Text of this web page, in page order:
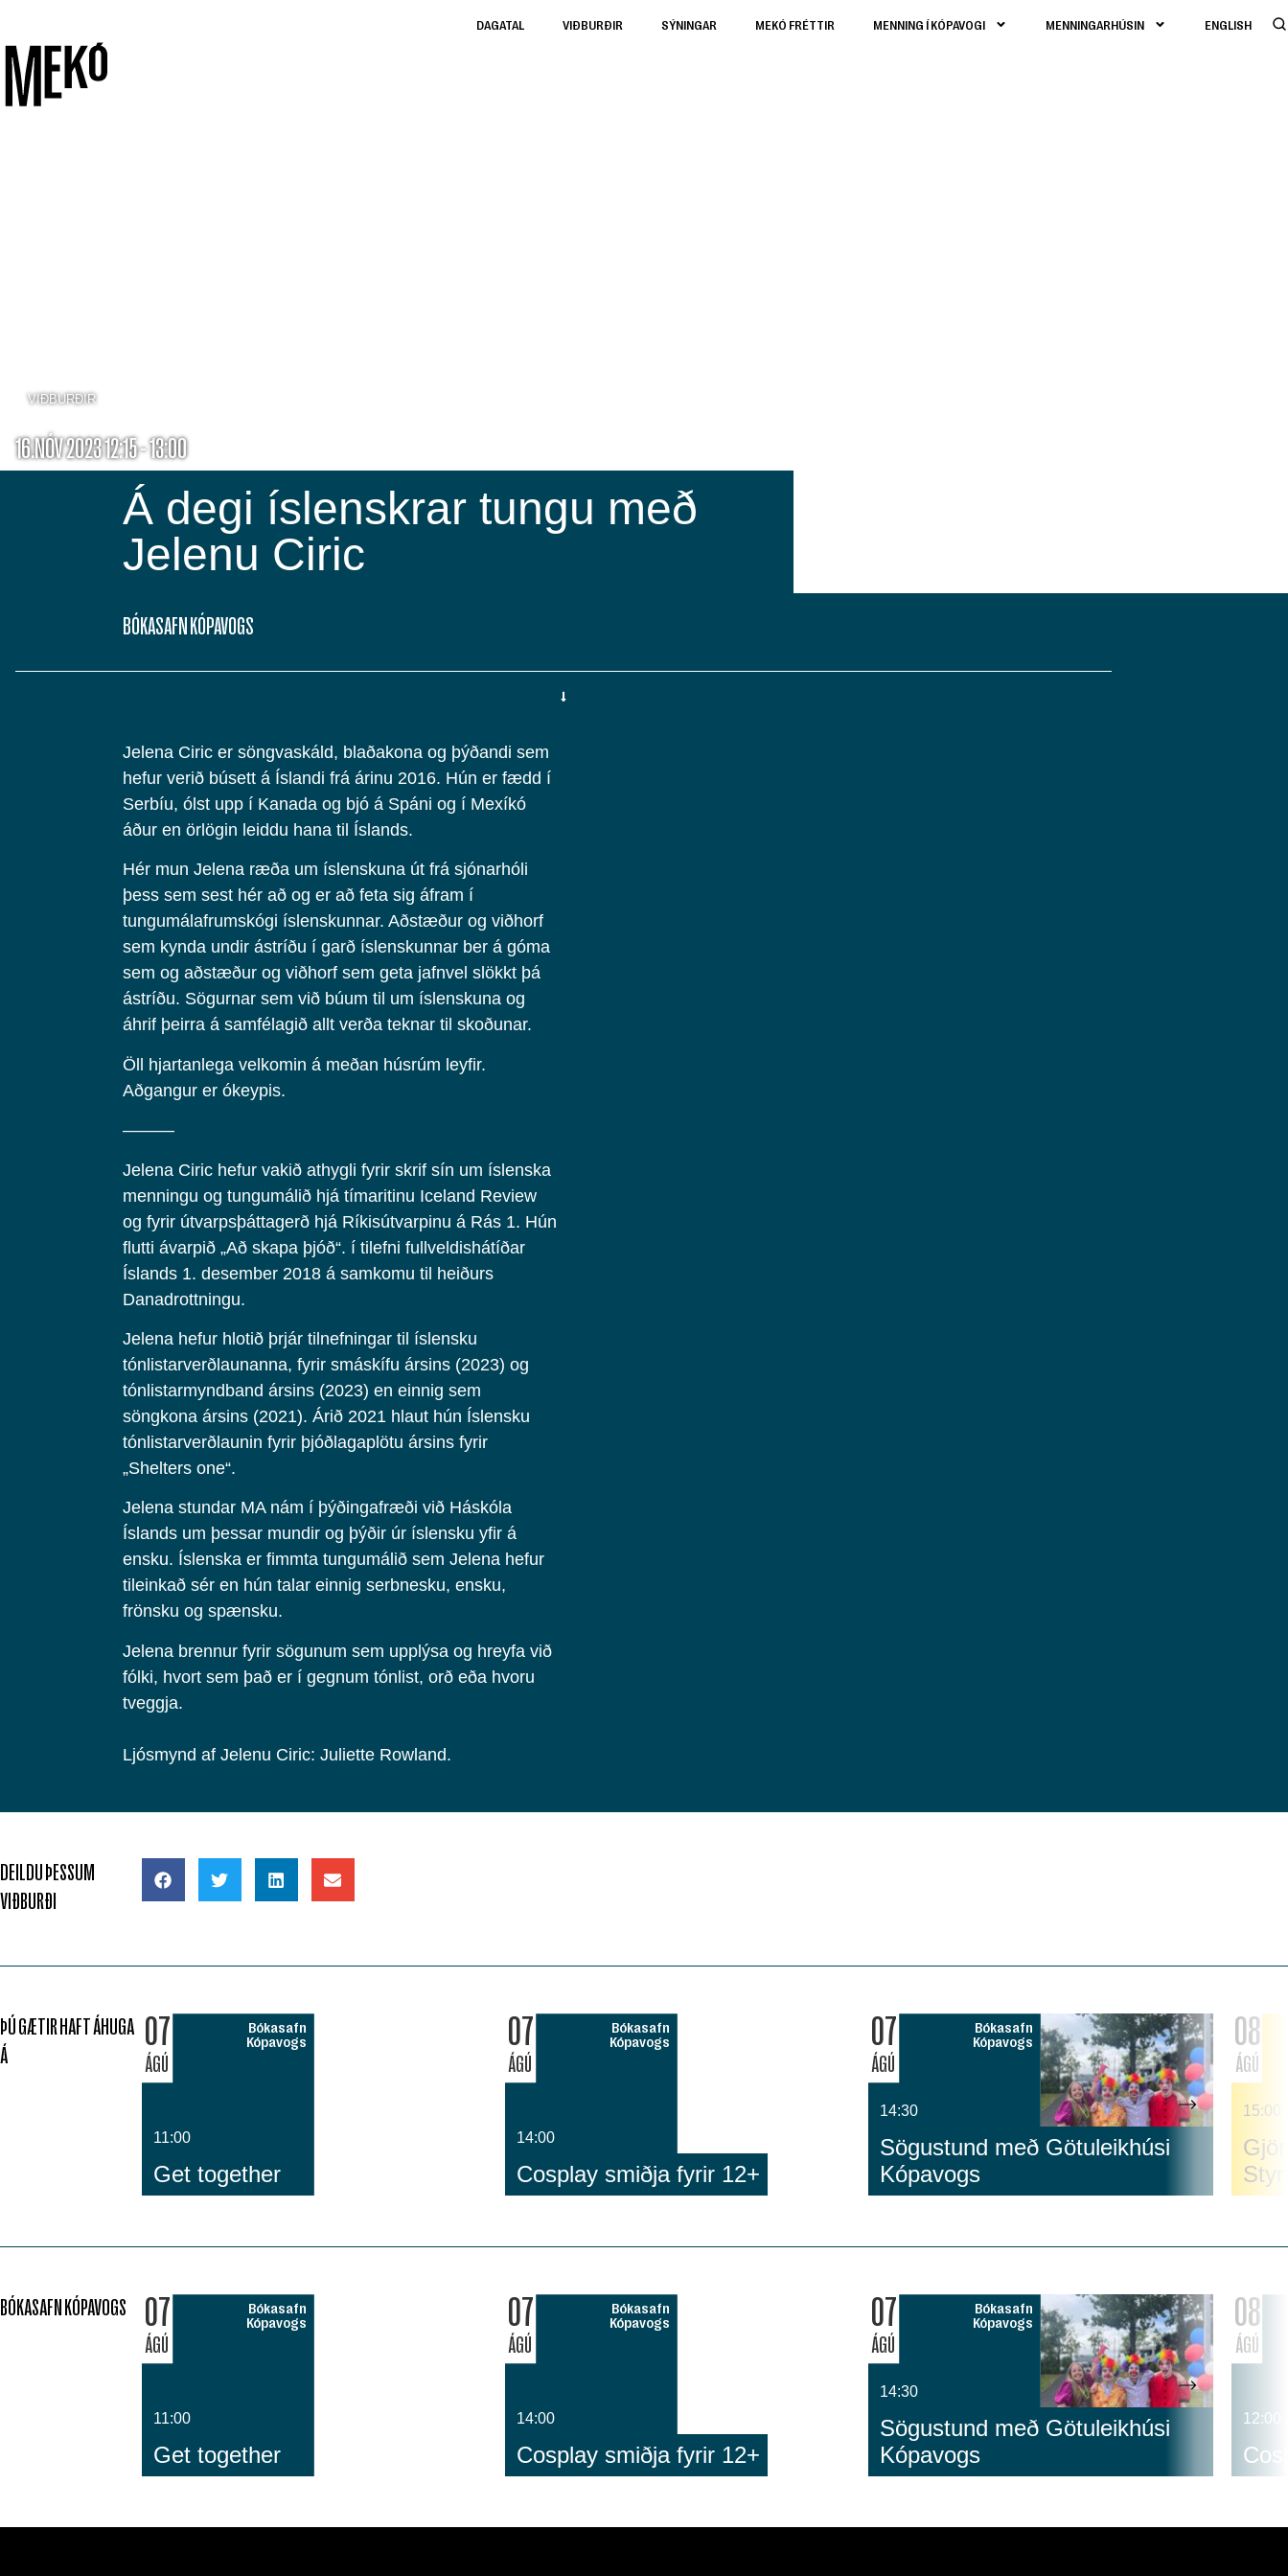
DAGATAL VIÐBURÐIR SÝNINGAR MEKÓ FRÉTTIR MENNING Í KÓPAVOGI MENNINGARHÚSIN ENGLISH
VIÐBURÐIR
16.NÓV 2023 12:15 - 13:00
Á degi íslenskrar tungu með
Jelenu Ciric
BÓKASAFN KÓPAVOGS
Jelena Ciric er söngvaskáld, blaðakona og þýðandi sem
hefur verið búsett á Íslandi frá árinu 2016. Hún er fædd í
Serbíu, ólst upp í Kanada og bjó á Spáni og í Mexíkó
áður en örlögin leiddu hana til Íslands.
Hér mun Jelena ræða um íslenskuna út frá sjónarhóli
þess sem sest hér að og er að feta sig áfram í
tungumálafrumskógi íslenskunnar. Aðstæður og viðhorf
sem kynda undir ástríðu í garð íslenskunnar ber á góma
sem og aðstæður og viðhorf sem geta jafnvel slökkt þá
ástríðu. Sögurnar sem við búum til um íslenskuna og
áhrif þeirra á samfélagið allt verða teknar til skoðunar.
Öll hjartanlega velkomin á meðan húsrúm leyfir.
Aðgangur er ókeypis.
———
Jelena Ciric hefur vakið athygli fyrir skrif sín um íslenska
menningu og tungumálið hjá tímaritinu Iceland Review
og fyrir útvarpsþáttagerð hjá Ríkisútvarpinu á Rás 1. Hún
flutti ávarpið „Að skapa þjóð“. í tilefni fullveldishátíðar
Íslands 1. desember 2018 á samkomu til heiðurs
Danadrottningu.
Jelena hefur hlotið þrjár tilnefningar til íslensku
tónlistarverðlaunanna, fyrir smáskífu ársins (2023) og
tónlistarmyndband ársins (2023) en einnig sem
söngkona ársins (2021). Árið 2021 hlaut hún Íslensku
tónlistarverðlaunin fyrir þjóðlagaplötu ársins fyrir
„Shelters one“.
Jelena stundar MA nám í þýðingafræði við Háskóla
Íslands um þessar mundir og þýðir úr íslensku yfir á
ensku. Íslenska er fimmta tungumálið sem Jelena hefur
tileinkað sér en hún talar einnig serbnesku, ensku,
frönsku og spænsku.
Jelena brennur fyrir sögunum sem upplýsa og hreyfa við
fólki, hvort sem það er í gegnum tónlist, orð eða hvoru
tveggja.
Ljósmynd af Jelenu Ciric: Juliette Rowland.
DEILDU ÞESSUM
VIÐBURÐI
ÞÚ GÆTIR HAFT ÁHUGA
Á
07
ÁGÚ
Bókasafn
Kópavogs
11:00
Get together
07
ÁGÚ
Bókasafn
Kópavogs
14:00
Cosplay smiðja fyrir 12+
07
ÁGÚ
Bókasafn
Kópavogs
14:30
Sögustund með Götuleikhúsi
Kópavogs
08
ÁGÚ
15:00
BÓKASAFN KÓPAVOGS 07
ÁGÚ
Bókasafn
Kópavogs
11:00
Get together
07
ÁGÚ
Bókasafn
Kópavogs
14:00
Cosplay smiðja fyrir 12+
07
ÁGÚ
Bókasafn
Kópavogs
14:30
Sögustund með Götuleikhúsi
Kópavogs
08
ÁGÚ
12:00